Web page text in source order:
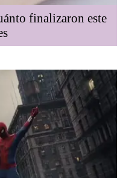
finalizaron este